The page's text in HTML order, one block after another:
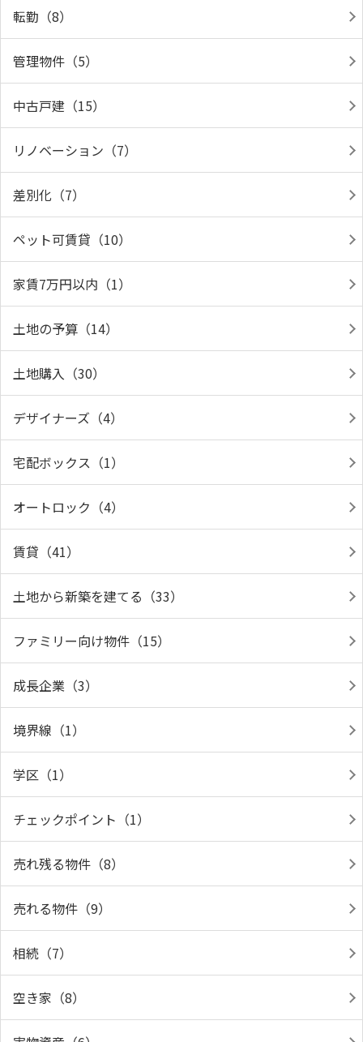
転勤（8）
管理物件（5）
中古戸建（15）
リノベーション（7）
差別化（7）
ペット可賃貸（10）
家賃7万円以内（1）
土地の予算（14）
土地購入（30）
デザイナーズ（4）
宅配ボックス（1）
オートロック（4）
賃貸（41）
土地から新築を建てる（33）
ファミリー向け物件（15）
成長企業（3）
境界線（1）
学区（1）
チェックポイント（1）
売れ残る物件（8）
売れる物件（9）
相続（7）
空き家（8）